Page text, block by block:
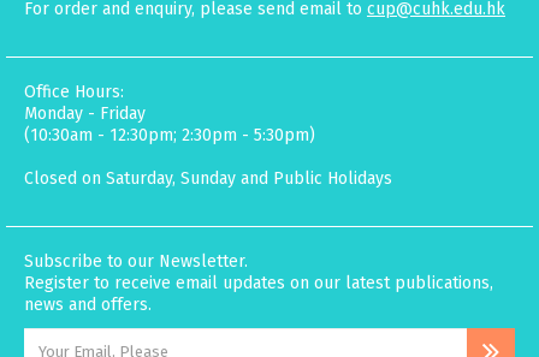
For order and enquiry, please send email to cup@cuhk.edu.hk
Office Hours:
Monday - Friday
(10:30am - 12:30pm; 2:30pm - 5:30pm)
Closed on Saturday, Sunday and Public Holidays
Subscribe to our Newsletter.
Register to receive email updates on our latest publications,
news and offers.